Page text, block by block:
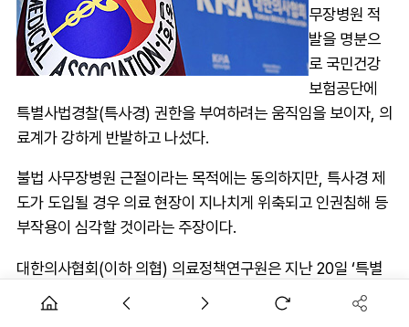
무장병원 적
발을 명분으
로 국민건강
보험공단에
특별사법경찰(특사경) 권한을 부여하려는 움직임을 보이자, 의
료계가 강하게 반발하고 나섰다.
불법 사무장병원 근절이라는 목적에는 동의하지만, 특사경 제
도가 도입될 경우 의료 현장이 지나치게 위축되고 인권침해 등
부작용이 심각할 것이라는 주장이다.
대한의사협회(이하 의협) 의료정책연구원은 지난 20일 ‘특별
사법경찰제도’를 주제로 의료정책포럼을 개최하고 건보공단
특사경 제도 도입의 문제점을 집중 점검했다.